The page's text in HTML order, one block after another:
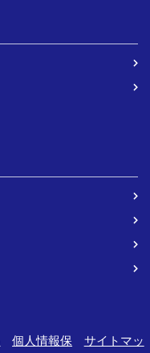
個人情報保 サイトマッ